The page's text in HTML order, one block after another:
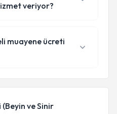
veriyor?
muayene ücreti
ve Sinir